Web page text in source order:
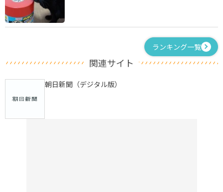
ランキング一覧
関連サイト
朝日新聞（デジタル版）